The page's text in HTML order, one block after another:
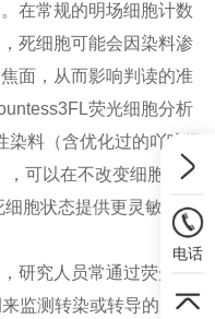
在常规的明场细胞计数
死细胞可能会因染料渗
面，从而影响判读的准
荧光细胞分析
料（含优化过的吖啶橙
，可以在不改变细胞形态
胞状态提供更灵敏、更
研究人员常通过荧光蛋
监测转染或转导的成功
电话